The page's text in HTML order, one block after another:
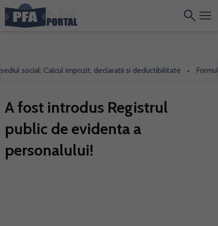
social: Calcul impozit, declaratii si deductibilitate •
A fost introdus Registrul
public de evidenta a
personalului!